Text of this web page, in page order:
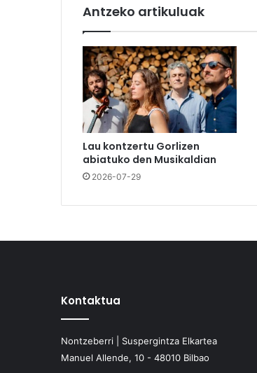
Antzeko artikuluak
Lau kontzertu Gorlizen
abiatuko den Musikaldian
2026-07-29
Kontaktua
Nontzeberri | Suspergintza Elkartea
Manuel Allende, 10 - 48010 Bilbao